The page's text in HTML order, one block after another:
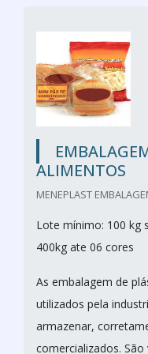
ALIMENTOS
MENEPLAST
Lote mínimo: 100 kg
400kg ate 06 cores
As embalagem de
utilizados pela
armazenar,
comercializados.